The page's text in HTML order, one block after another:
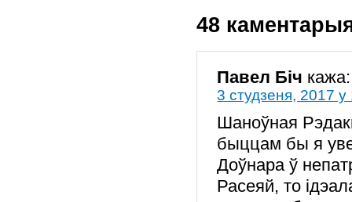
48
Павел Біч кажа:
3 студзеня, 2017 у
Шаноўная
быццам бы я
Доўнара ў
Расеяй, то